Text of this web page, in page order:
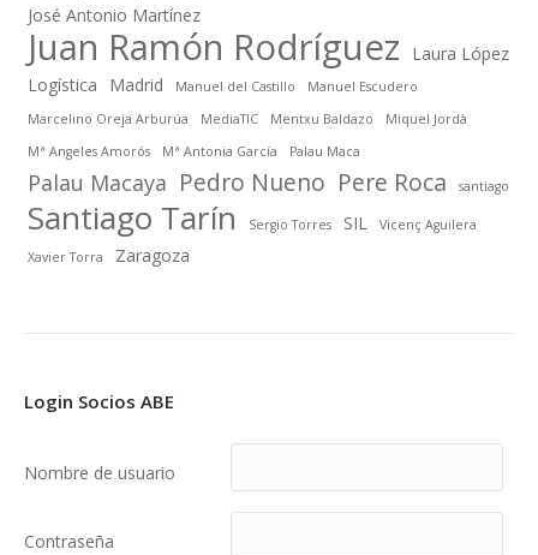
José Antonio Martínez
Juan Ramón Rodríguez
Laura López
Logística
Madrid Manuel del Castillo
Manuel Escudero
Marcelino Oreja Arburúa
MediaTIC Mentxu Baldazo
Miquel Jordà
Mª Angeles Amorós
Mª Antonia García Palau Maca
Palau Macaya Pedro Nueno Pere Roca santiago
Santiago Tarín Sergio Torres SIL
Vicenç Aguilera
Xavier Torra
Zaragoza
Login Socios ABE
Nombre de usuario
Contraseña